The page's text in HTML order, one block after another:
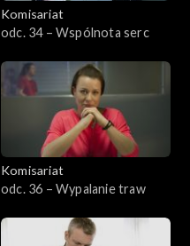
Komisariat
odc. 34 – Wspólnota serc
Komisariat
odc. 36 – Wypalanie traw